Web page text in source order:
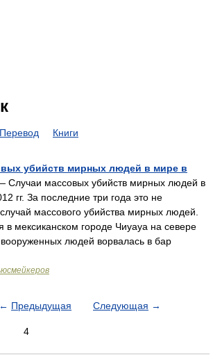
Перевод Книги
убийств мирных людей в мире в
Случаи массовых убийств мирных людей в
гг. За последние три года это не
массового убийства мирных людей.
в мексиканском городе Чиуауа на севере
людей ворвалась в бар
← Предыдущая Следующая →
4